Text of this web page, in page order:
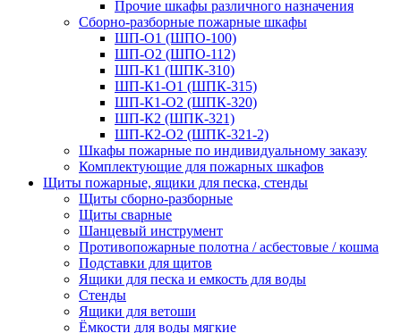
Прочие шкафы различного назначения
Сборно-разборные пожарные шкафы
ШП-О1 (ШПО-100)
ШП-О2 (ШПО-112)
ШП-К1 (ШПК-310)
ШП-К1-О1 (ШПК-315)
ШП-К1-О2 (ШПК-320)
ШП-К2 (ШПК-321)
ШП-К2-О2 (ШПК-321-2)
Шкафы пожарные по индивидуальному заказу
Комплектующие для пожарных шкафов
Щиты пожарные, ящики для песка, стенды
Щиты сборно-разборные
Щиты сварные
Шанцевый инструмент
Противопожарные полотна / асбестовые / кошма
Подставки для щитов
Ящики для песка и емкость для воды
Стенды
Ящики для ветоши
Ёмкости для воды мягкие